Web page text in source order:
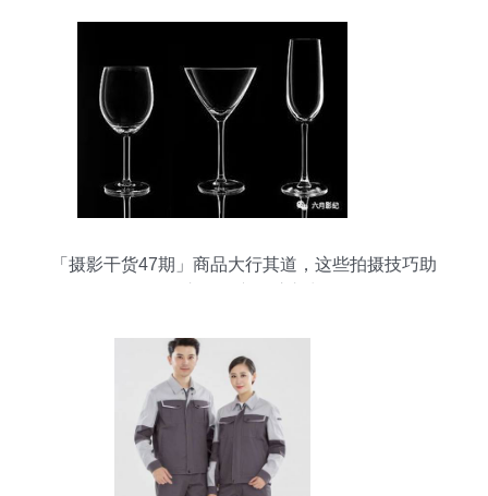
「摄影干货47期」商品大行其道，这些拍摄技巧助